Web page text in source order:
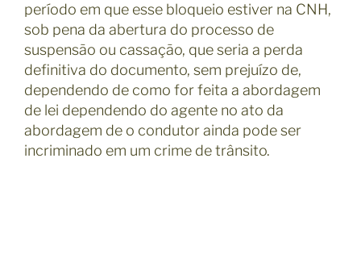
período em que esse bloqueio estiver na CNH,
sob pena da abertura do processo de
suspensão ou cassação, que seria a perda
definitiva do documento, sem prejuízo de,
dependendo de como for feita a abordagem
de lei dependendo do agente no ato da
abordagem de o condutor ainda pode ser
incriminado em um crime de trânsito.